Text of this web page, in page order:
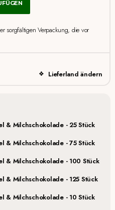
sorgfältigen Verpackung, die vor
Lieferland ändern
& Milchschokolade - 25 Stück
& Milchschokolade - 75 Stück
& Milchschokolade - 100 Stück
& Milchschokolade - 125 Stück
& Milchschokolade - 10 Stück